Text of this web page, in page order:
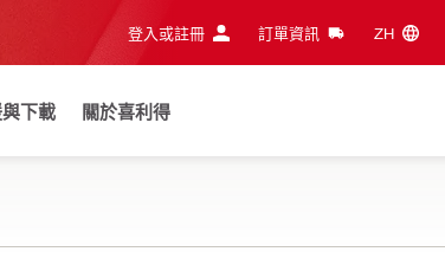
登入或註冊 訂單資訊 ZH‎
下載 關於喜利得